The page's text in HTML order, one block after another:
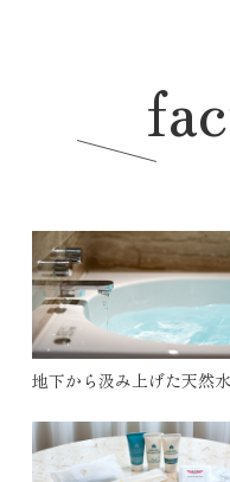
地下から汲み上げた天然水